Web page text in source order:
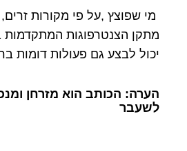
מי שפוצץ ,על פי מקורות
מתקן הצנטרפוגות המתקדמות
יכול לבצע גם פעולות דומות
הערה: הכותב הוא מזרחן
לשעבר